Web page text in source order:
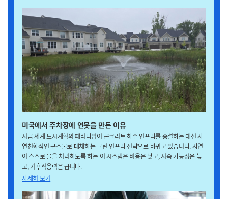
미국에서 주차장에 연못을 만든 이유
지금 세계 도시계획의 패러다임이 콘크리트 하수 인프라를 증설하는 대신 자
연친화적인 구조물로 대체하는 그린 인프라 전략으로 바뀌고 있습니다. 자연
이 스스로 물을 처리하도록 하는 이 시스템은 비용은 낮고, 지속 가능성은 높
고, 기후적응력은 큽니다.
자세히 보기